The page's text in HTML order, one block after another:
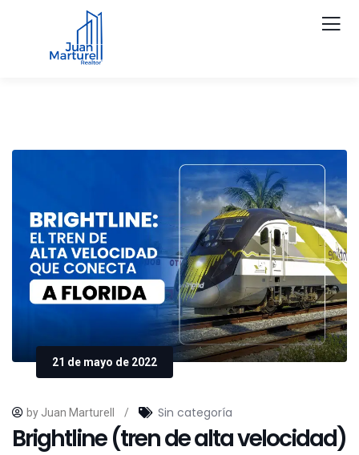
21 de mayo de 2022
by Juan Marturell / Sin categoría
Brightline (tren de alta velocidad)